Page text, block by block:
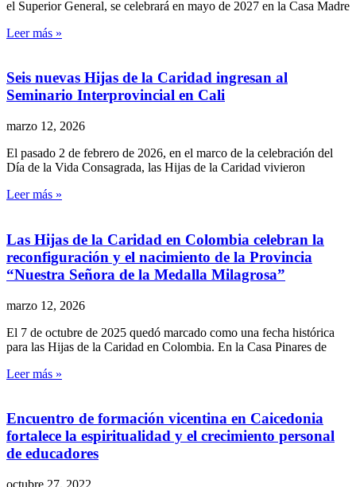
el Superior General, se celebrará en mayo de 2027 en la Casa Madre
Leer más »
Seis nuevas Hijas de la Caridad ingresan al
Seminario Interprovincial en Cali
marzo 12, 2026
El pasado 2 de febrero de 2026, en el marco de la celebración del
Día de la Vida Consagrada, las Hijas de la Caridad vivieron
Leer más »
Las Hijas de la Caridad en Colombia celebran la
reconfiguración y el nacimiento de la Provincia
“Nuestra Señora de la Medalla Milagrosa”
marzo 12, 2026
El 7 de octubre de 2025 quedó marcado como una fecha histórica
para las Hijas de la Caridad en Colombia. En la Casa Pinares de
Leer más »
Encuentro de formación vicentina en Caicedonia
fortalece la espiritualidad y el crecimiento personal
de educadores
octubre 27, 2022